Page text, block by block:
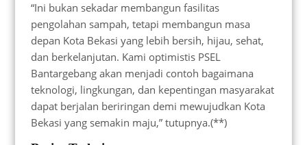
“Ini bukan sekadar membangun fasilitas
pengolahan sampah, tetapi membangun masa
depan Kota Bekasi yang lebih bersih, hijau, sehat,
dan berkelanjutan. Kami optimistis PSEL
Bantargebang akan menjadi contoh bagaimana
teknologi, lingkungan, dan kepentingan masyarakat
dapat berjalan beriringan demi mewujudkan Kota
Bekasi yang semakin maju,” tutupnya.(**)